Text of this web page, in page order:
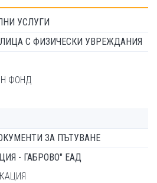
УСЛУГИ
С ФИЗИЧЕСКИ УВРЕЖДАНИЯ
ФОНД
ЗА ПЪТУВАНЕ
- ГАБРОВО" ЕАД